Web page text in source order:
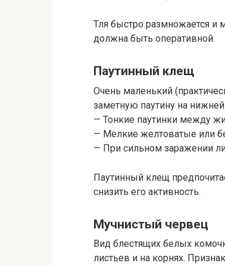
Тля быстро размножается и
должна быть оперативной.
Паутинный клещ
Очень маленький
заметную паутину на
— Тонкие паутинки между
— Мелкие желтоватые или
— При сильном заражении
Паутинный клещ
снизить его активность.
Мучнистый червец
Вид блестящих белых
листьев и на корнях.